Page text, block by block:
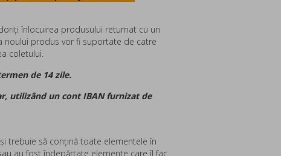
înlocuirea produsului returnat cu un
noului produs vor fi suportate de catre
coletului.
de 14 zile.
utilizând un cont IBAN furnizat de
trebuie să conțină toate elementele în
au fost îndepărtate elemente care îl fac